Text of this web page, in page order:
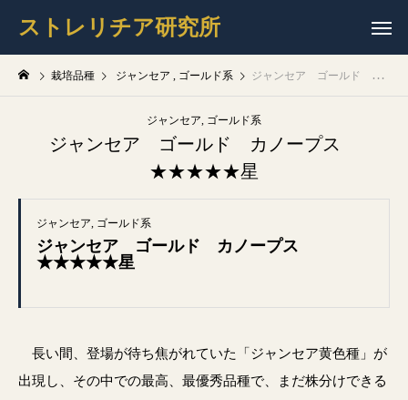
ストレリチア研究所
栽培品種 ジャンセア ゴールド系 ジャンセア ゴールド カノープス ★★★★★星
ジャンセア ゴールド系
ジャンセア ゴールド カノープス
★★★★★星
ジャンセア ゴールド系
ジャンセア ゴールド カノープス
★★★★★星
長い間、登場が待ち焦がれていた「ジャンセア黄色種」が
出現し、その中での最高、最優秀品種で、まだ株分けできる